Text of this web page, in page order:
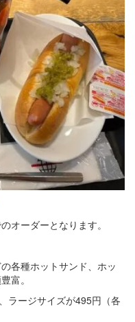
オーダーとなります。
各種ホットサンド、ホッ
富。
ラージサイズが495円（各